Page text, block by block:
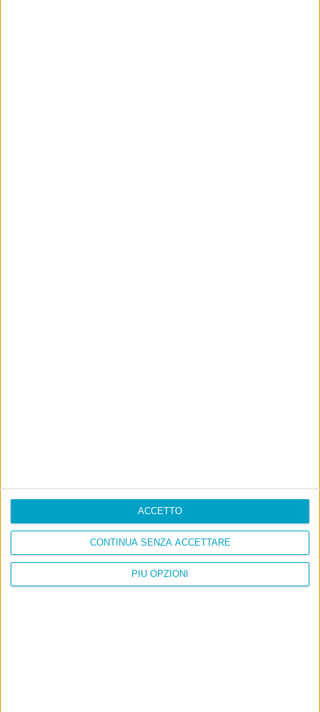
PIÙ OPZIONI
CONTINUA SENZA ACCETTARE
ACCETTO